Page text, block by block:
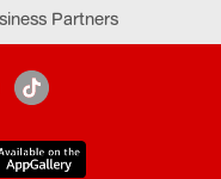
Partners
มหาวิทยาลัย
Index